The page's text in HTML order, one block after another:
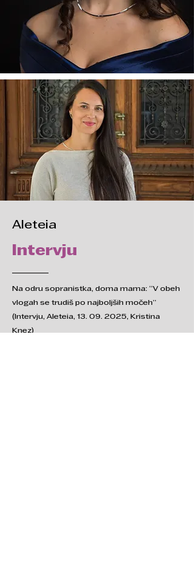
Aleteia
Intervju
Na odru sopranistka, doma mama: “V obeh
vlogah se trudiš po najboljših močeh”
(Intervju, Aleteia, 13. 09. 2025, Kristina
Knez)